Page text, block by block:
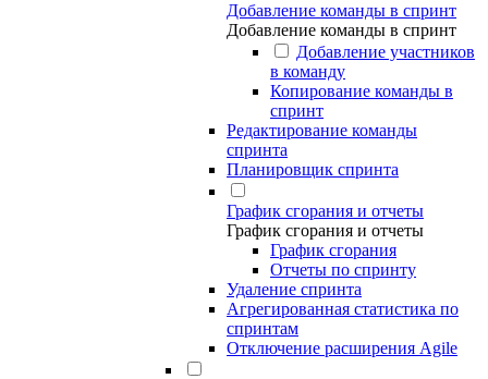
Добавление команды в спринт
Добавление команды в спринт
Добавление участников
в команду
Копирование команды в
спринт
Редактирование команды
спринта
Планировщик спринта
График сгорания и отчеты
График сгорания и отчеты
График сгорания
Отчеты по спринту
Удаление спринта
Агрегированная статистика по
спринтам
Отключение расширения Agile